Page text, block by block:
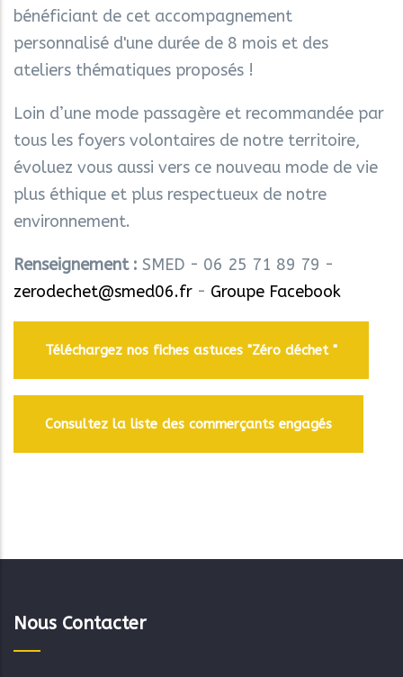
bénéficiant de cet accompagnement
personnalisé d'une durée de 8 mois et des
ateliers thématiques proposés !
Loin d’une mode passagère et recommandée par
tous les foyers volontaires de notre territoire,
évoluez vous aussi vers ce nouveau mode de vie
plus éthique et plus respectueux de notre
environnement.
Renseignement : SMED - 06 25 71 89 79 -
zerodechet@smed06.fr - Groupe Facebook
Téléchargez nos fiches astuces "Zéro déchet "
Consultez la liste des commerçants engagés
Nous Contacter